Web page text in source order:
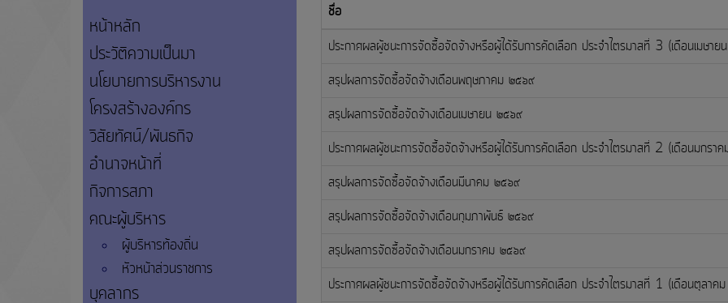
ชื่อ
ประกาศผลผู้ชนะการจัดซื้อจัดจ้างหรือผู้ได้รับการคัดเลือก ประจำไตรมาสที่ 3 (เดือนเ
สรุปผลการจัดซื้อจัดจ้างเดือนพฤษภาคม ๒๕๖๙
สรุปผลการจัดซื้อจัดจ้างเดือนเมษายน ๒๕๖๙
ประกาศผลผู้ชนะการจัดซื้อจัดจ้างหรือผู้ได้รับการคัดเลือก ประจำไตรมาสที่ 2 (เดือนม
สรุปผลการจัดซื้อจัดจ้างเดือนมีนาคม ๒๕๖๙
สรุปผลการจัดซื้อจัดจ้างเดือนกุมภาพันธ์ ๒๕๖๙
สรุปผลการจัดซื้อจัดจ้างเดือนมกราคม ๒๕๖๙
ประกาศผลผู้ชนะการจัดซื้อจัดจ้างหรือผู้ได้รับการคัดเลือก ประจำไตรมาสที่ 1 (เดือนตุ
หน้าหลัก
ประวัติความเป็นมา
นโยบายการบริหารงาน
โครงสร้างองค์กร
วิสัยทัศน์/พันธกิจ
อำนาจหน้าที่
กิจการสภา
คณะผู้บริหาร
ผู้บริหารท้องถิ่น
หัวหน้าส่วนราชการ
บุคลากร